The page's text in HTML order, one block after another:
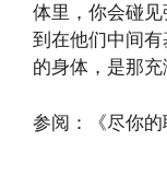
体里，你会碰
到在他们中间
的身体，是那充
参阅：《尽你的